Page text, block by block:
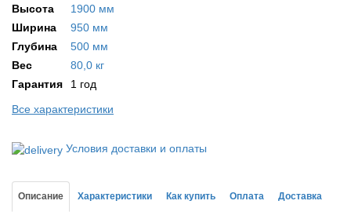
Высота
1900 мм
Ширина
950 мм
Глубина
500 мм
Вес
80,0 кг
Гарантия
1 год
Все характеристики
Условия доставки и оплаты
Описание Характеристики Как купить Оплата Доставка